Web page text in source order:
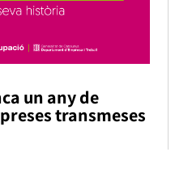
un any de
transmeses